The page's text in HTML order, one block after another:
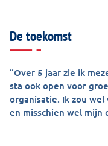
De toekomst
“Over 5 jaar zie ik
sta ook open voor
organisatie. Ik zou
en misschien wel mijn